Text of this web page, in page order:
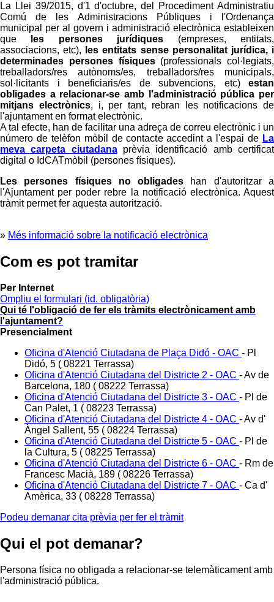
La Llei 39/2015, d'1 d'octubre, del Procediment Administratiu
Comú de les Administracions Públiques i l'Ordenança
municipal per al govern i administració electrònica estableixen
que
les persones jurídiques (empreses, entitats,
associacions, etc), les entitats sense personalitat jurídica, i
determinades persones físiques(professionals col·legiats,
treballadors/res autònoms/es, treballadors/res municipals,
sol·licitants i beneficiaris/es de subvencions, etc) estan
obligades a relacionar-se amb l'administració pública per
mitjans electrònics, i, per tant, rebran les notificacions de
l'ajuntament en format electrònic.
A tal efecte, han de facilitar una adreça de correu electrònic i un
número de telèfon mòbil de contacte accedint a l'espai de La
meva carpeta ciutadanaprèvia identificació amb certificat
digital o IdCATmòbil (persones físiques).
Les persones físiques no obligades han d'autoritzar a
l'Ajuntament per poder rebre la notificació electrònica. Aquest
tràmit permet fer aquesta autorització.
» Més informació sobre la notificació electrònica
Com es pot tramitar
Per Internet
Ompliu el formulari (id. obligatòria)
Qui té l'obligació de fer els tràmits electrònicament amb
l'ajuntament?
Presencialment
Oficina d'Atenció Ciutadana de Plaça Didó - OAC - Pl
Didó, 5 ( 08221 Terrassa)
Oficina d'Atenció Ciutadana del Districte 2 - OAC -Av de
Barcelona, 180 ( 08222 Terrassa)
Oficina d'Atenció Ciutadana del Districte 3 - OAC - Pl de
Can Palet, 1 ( 08223 Terrassa)
Oficina d'Atenció Ciutadana del Districte 4 - OAC -Av d'
Àngel Sallent, 55 ( 08224 Terrassa)
Oficina d'Atenció Ciutadana del Districte 5 - OAC - Pl de
la Cultura, 5 ( 08225 Terrassa)
Oficina d'Atenció Ciutadana del Districte 6 - OAC - Rm de
Francesc Macià, 189 ( 08226 Terrassa)
Oficina d'Atenció Ciutadana del Districte 7 - OAC - Ca d'
Amèrica, 33 ( 08228 Terrassa)
Podeu demanar cita prèvia per fer el tràmit
Qui el pot demanar?
Persona física no obligada a relacionar-se telemàticament amb
l'administració pública.